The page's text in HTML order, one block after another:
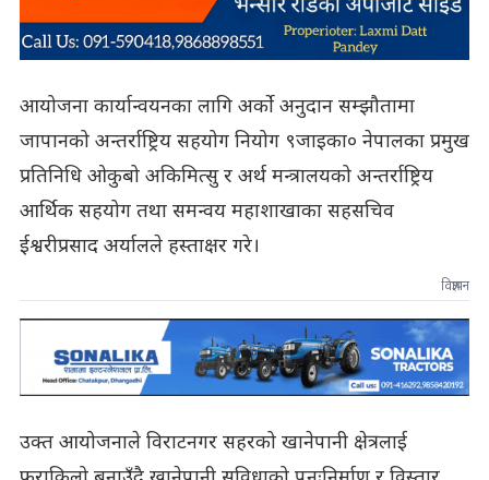
आयोजना कार्यान्वयनका लागि अर्को अनुदान सम्झौतामा
जापानको अन्तर्राष्ट्रिय सहयोग नियोग ९जाइका० नेपालका प्रमुख
प्रतिनिधि ओकुबो अकिमित्सु र अर्थ मन्त्रालयको अन्तर्राष्ट्रिय
आर्थिक सहयोग तथा समन्वय महाशाखाका सहसचिव
ईश्वरीप्रसाद अर्यालले हस्ताक्षर गरे।
विज्ञापन
उक्त आयोजनाले विराटनगर सहरको खानेपानी क्षेत्रलाई